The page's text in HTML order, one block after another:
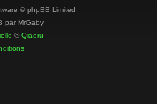
© phpBB Limited
par MrGaby
©Qiaeru